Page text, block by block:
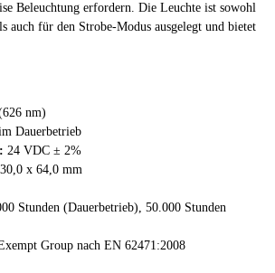
Beleuchtung erfordern. Die Leuchte ist sowohl
auch für den Strobe-Modus ausgelegt und bietet
nm)
Dauerbetrieb
24 VDC ± 2%
x 64,0 mm
Stunden (Dauerbetrieb), 50.000 Stunden
Group nach EN 62471:2008